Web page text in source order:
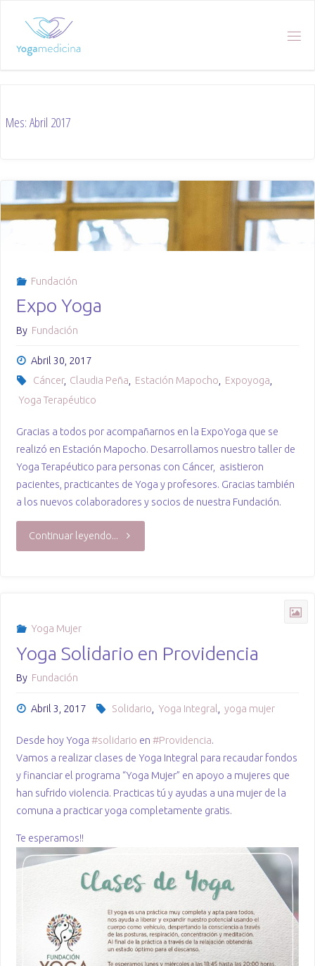
Mes:Abril 2017
Fundación
Expo Yoga
By Fundación
Abril 30, 2017
Cáncer, Claudia Peña, Estación Mapocho, Expoyoga,
Yoga Terapéutico
Gracias a todos por acompañarnos en la ExpoYoga que se
realizó en Estación Mapocho. Desarrollamos nuestro taller de
Yoga Terapéutico para personas con Cáncer, asistieron
pacientes, practicantes de Yoga y profesores. Gracias también
a los nuevos colaboradores y socios de nuestra Fundación.
Continuar leyendo..."Expo
Yoga Mujer
Yoga Solidario en Providencia
By Fundación
Abril 3, 2017 Solidario Yoga Integral yoga mujer
Desde hoy Yoga#solidario en#Providencia.
Vamos a realizar clases de Yoga Integral para recaudar fondos
y financiar el programa “Yoga Mujer” en apoyo a mujeres que
han sufrido violencia. Practicas tú y ayudas a una mujer de la
comuna a practicar yoga completamente gratis.
Te esperamos!!